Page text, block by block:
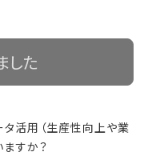
した
タ活用（生産性向上や業
すか？